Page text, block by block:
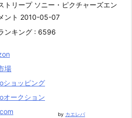
トリープ ソニー・ピクチャーズエン
ント 2010-05-07
ンキング : 6596
場
ショッピング
オークション
by カエレバ